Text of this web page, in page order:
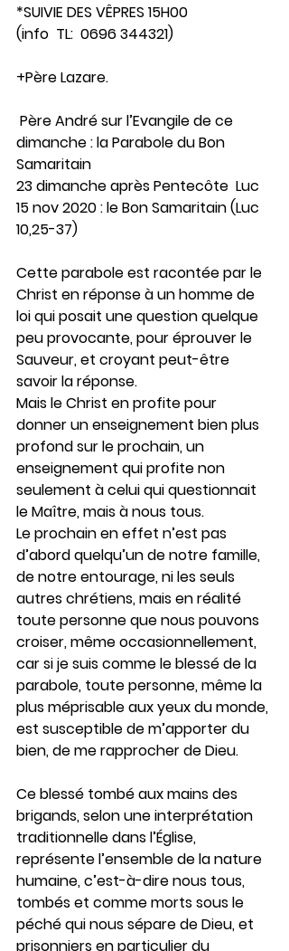
*SUIVIE DES VÊPRES 15H00
(info  TL:  0696 344321)
+Père Lazare.
dimanche : la Parabole du Bon
Samaritain
23 dimanche après Pentecôte  Luc
15 nov 2020 : le Bon Samaritain (Luc
10,25-37)
Cette parabole est racontée par le
Christ en réponse à un homme de
loi qui posait une question quelque
peu provocante, pour éprouver le
Sauveur, et croyant peut-être
savoir la réponse.
Mais le Christ en profite pour
donner un enseignement bien plus
profond sur le prochain, un
enseignement qui profite non
seulement à celui qui questionnait
le Maître, mais à nous tous.
Le prochain en effet n’est pas
d’abord quelqu’un de notre famille,
de notre entourage, ni les seuls
autres chrétiens, mais en réalité
toute personne que nous pouvons
croiser, même occasionnellement,
car si je suis comme le blessé de la
parabole, toute personne, même la
plus méprisable aux yeux du monde,
est susceptible de m’apporter du
bien, de me rapprocher de Dieu.
Ce blessé tombé aux mains des
brigands, selon une interprétation
traditionnelle dans l’Église,
représente l’ensemble de la nature
humaine, c’est-à-dire nous tous,
tombés et comme morts sous le
péché qui nous sépare de Dieu, et
prisonniers en particulier du